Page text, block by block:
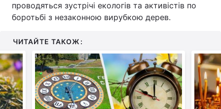
проводяться зустрічі екологів та активістів по
боротьбі з незаконною вирубкою дерев.
ЧИТАЙТЕ ТАКОЖ: